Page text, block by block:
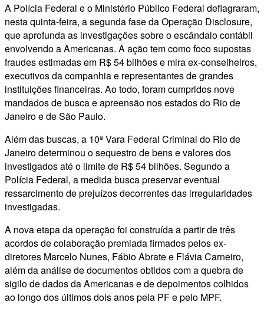
A Polícia Federal e o Ministério Público Federal deflagraram,
nesta quinta-feira, a segunda fase da Operação Disclosure,
que aprofunda as investigações sobre o escândalo contábil
envolvendo a Americanas. A ação tem como foco supostas
fraudes estimadas em R$ 54 bilhões e mira ex-conselheiros,
executivos da companhia e representantes de grandes
instituições financeiras. Ao todo, foram cumpridos nove
mandados de busca e apreensão nos estados do Rio de
Janeiro e de São Paulo.
Além das buscas, a 10ª Vara Federal Criminal do Rio de
Janeiro determinou o sequestro de bens e valores dos
investigados até o limite de R$ 54 bilhões. Segundo a
Polícia Federal, a medida busca preservar eventual
ressarcimento de prejuízos decorrentes das irregularidades
investigadas.
A nova etapa da operação foi construída a partir de três
acordos de colaboração premiada firmados pelos ex-
diretores Marcelo Nunes, Fábio Abrate e Flávia Carneiro,
além da análise de documentos obtidos com a quebra de
sigilo de dados da Americanas e de depoimentos colhidos
ao longo dos últimos dois anos pela PF e pelo MPF.